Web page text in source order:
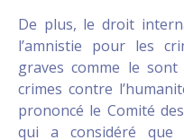
De plus, le droit
l’amnistie pour les
graves comme le
crimes contre
prononcé le Comité
qui a considéré que